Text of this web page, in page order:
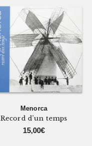
Menorca
Record d’un temps
15,00€